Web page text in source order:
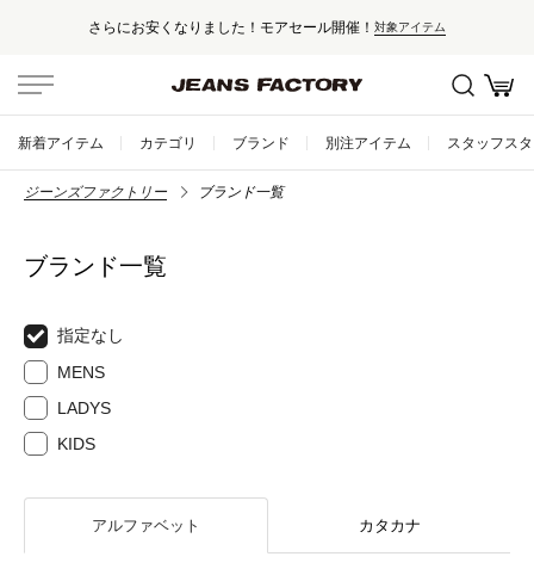
さらにお安くなりました！モアセール開催！ 対象アイテム
新着アイテム カテゴリ ブランド 別注アイテム スタッフス
ジーンズファクトリー ブランド一覧
ブランド一覧
指定なし
MENS
LADYS
KIDS
アルファベット カタカナ